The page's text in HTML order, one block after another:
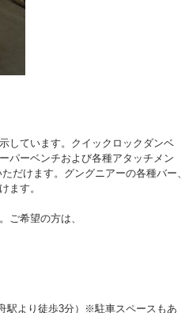
しています。クイックロックダンベ
パーベンチおよび各種アタッチメン
だけます。グングニアーの各種バー、
ます。
ご希望の方は、
より徒歩3分）※駐車スペースもあ